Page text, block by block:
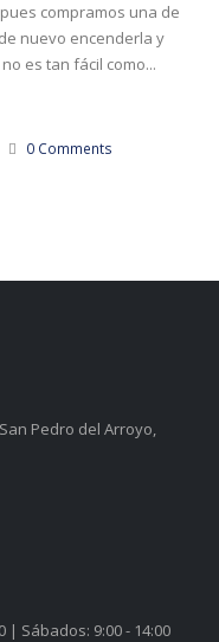
compramos una de
nuevo encenderla y
es tan fácil como...
0 Comments
Pedro del Arroyo,
| Sábados: 9:00 - 14:00